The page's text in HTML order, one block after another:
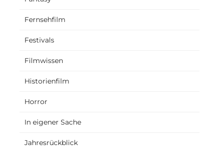
Fernsehfilm
Festivals
Filmwissen
Historienfilm
Horror
In eigener Sache
Jahresrückblick